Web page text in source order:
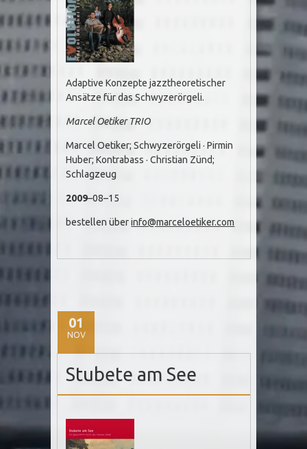
Adaptive Konzepte jazztheoretischer
Ansätze für das Schwyzerörgeli.
Marcel Oetiker TRIO
Marcel Oetiker; Schwyzerörgeli · Pirmin
Huber; Kontrabass · Christian Zünd;
Schlagzeug
2009–08–15
bestellen überinfo@marceloetiker.com
01
NOV
Stubete am See